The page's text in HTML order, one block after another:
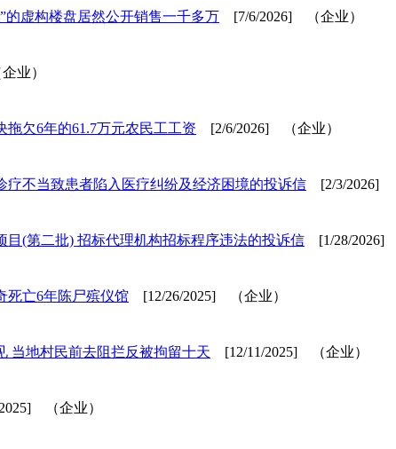
的虚构楼盘居然公开销售一千多万 [7/6/2026] （企业）
业）
欠6年的61.7万元农民工工资 [2/6/2026] （企业）
疗不当致患者陷入医疗纠纷及经济困境的投诉信 [2/3/2026]
目(第二批) 招标代理机构招标程序违法的投诉信 [1/28/2026]
死亡6年陈尸殡仪馆 [12/26/2025] （企业）
当地村民前去阻拦反被拘留十天 [12/11/2025] （企业）
（企业）